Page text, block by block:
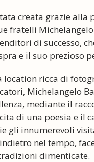
creata grazie alla
fratelli
di successo,
e il suo prezioso
location ricca di
Michelangelo
mediante il
di una poesia e il
gli innumerevoli
nel tempo,
dimenticate.